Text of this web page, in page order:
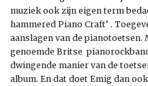
muziek ook zijn eigen term
hammered Piano Craft’ .
aanslagen van de pianotoetsen.
genoemde Britse
dwingende manier van de
album. En dat doet Emig dan